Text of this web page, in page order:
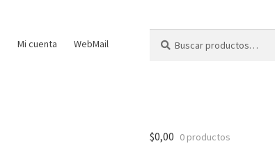
Mi cuenta WebMail
por:
$0,00 0 productos